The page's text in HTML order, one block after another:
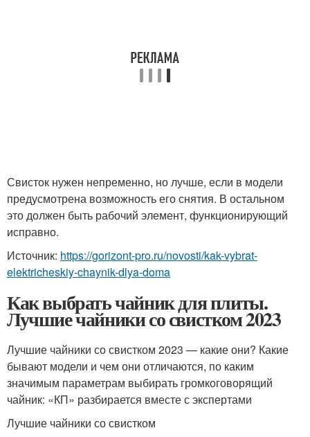
Свисток нужен непременно, но лучше, если в модели
предусмотрена возможность его снятия. В остальном
это должен быть рабочий элемент, функционирующий
исправно.
Источник: https://gorizont-pro.ru/novosti/kak-vybrat-
elektricheskiy-chaynik-dlya-doma
Как выбрать чайник для плиты.
Лучшие чайники со свистком 2023
Лучшие чайники со свистком 2023 — какие они? Какие
бывают модели и чем они отличаются, по каким
значимым параметрам выбирать громкоговорящий
чайник: «КП» разбирается вместе с экспертами
Лучшие чайники со свистком